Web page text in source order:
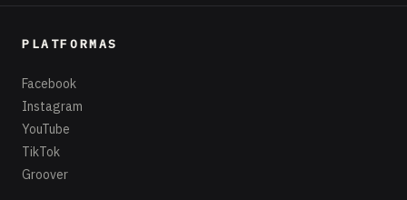
PLATFORMAS
Facebook
Instagram
YouTube
TikTok
Groover